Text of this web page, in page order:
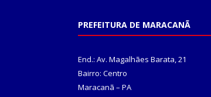
PREFEITURA DE MARACANÃ
End.: Av. Magalhães Barata, 21
Bairro: Centro
Maracanã – PA